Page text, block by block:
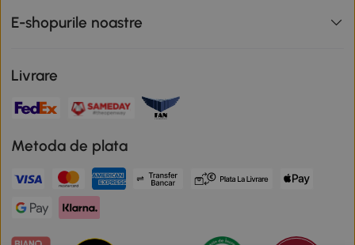
E-shopurile noastre
Livrare
Metoda de plata